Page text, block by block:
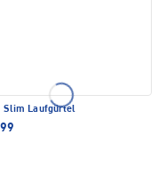
Slim Laufgürtel